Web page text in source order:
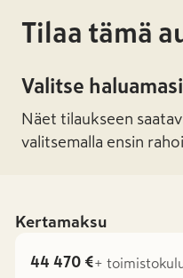
Tilaa tämä
Valitse
Näet tilaukseen
valitsemalla ensin
Kertamaksu
44 470 €+